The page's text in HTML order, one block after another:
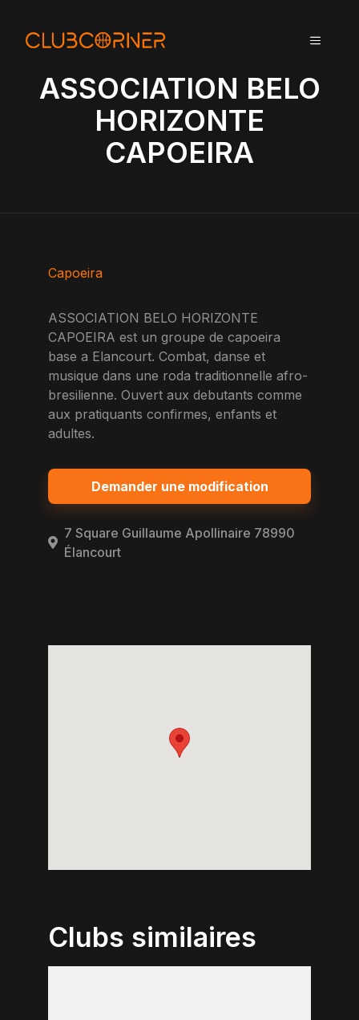
MENU
ASSOCIATION BELO
HORIZONTE
CAPOEIRA
Capoeira
ASSOCIATION BELO HORIZONTE
CAPOEIRA est un groupe de capoeira
base a Elancourt. Combat, danse et
musique dans une roda traditionnelle afro-
bresilienne. Ouvert aux debutants comme
aux pratiquants confirmes, enfants et
adultes.
Demander une modification
7 Square Guillaume Apollinaire 78990
Élancourt
Clubs similaires